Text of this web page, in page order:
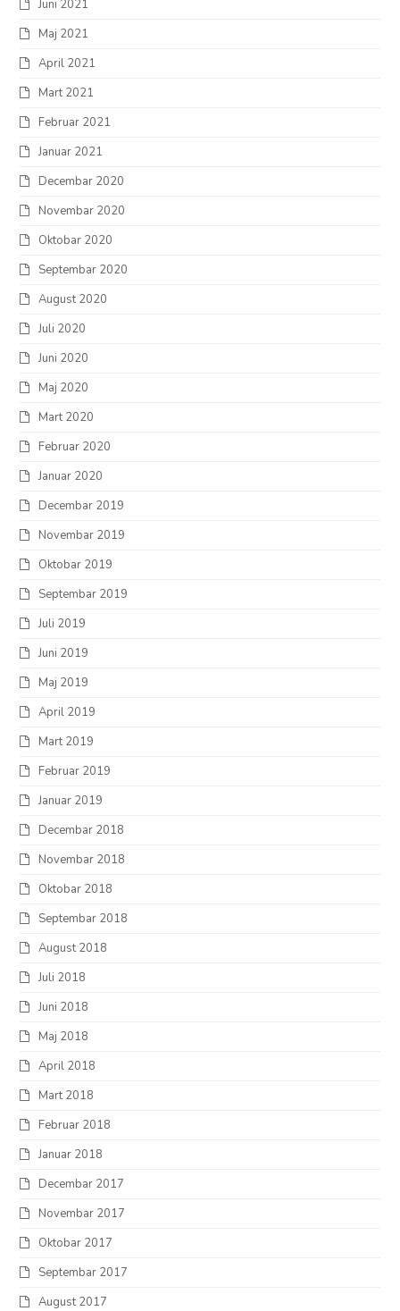
Juni 2021
Maj 2021
April 2021
Mart 2021
Februar 2021
Januar 2021
Decembar 2020
Novembar 2020
Oktobar 2020
Septembar 2020
August 2020
Juli 2020
Juni 2020
Maj 2020
Mart 2020
Februar 2020
Januar 2020
Decembar 2019
Novembar 2019
Oktobar 2019
Septembar 2019
Juli 2019
Juni 2019
Maj 2019
April 2019
Mart 2019
Februar 2019
Januar 2019
Decembar 2018
Novembar 2018
Oktobar 2018
Septembar 2018
August 2018
Juli 2018
Juni 2018
Maj 2018
April 2018
Mart 2018
Februar 2018
Januar 2018
Decembar 2017
Novembar 2017
Oktobar 2017
Septembar 2017
August 2017